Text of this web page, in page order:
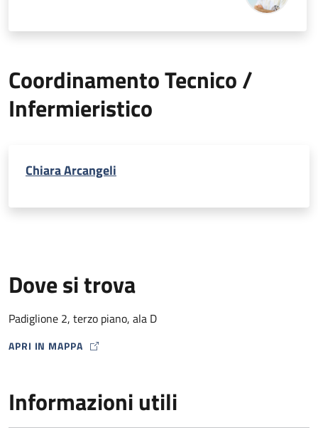
Coordinamento Tecnico /
Infermieristico
Chiara Arcangeli
Dove si trova
Padiglione 2, terzo piano, ala D
APRI IN MAPPA
MAP ICON
Informazioni utili